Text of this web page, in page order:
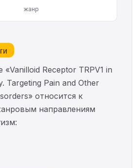
жанр
Receptor TRPV1 in
Targeting Pain and Other
относится к
направлениям